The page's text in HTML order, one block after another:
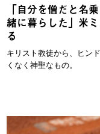
「自分を僧だと名
緒に暮らした」米
る
キリスト教徒から、ヒン
くなく神聖なもの。